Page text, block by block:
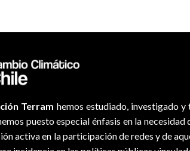
Terram hemos estudiado, investigado
puesto especial énfasis en la
activa en la participación de redes y de